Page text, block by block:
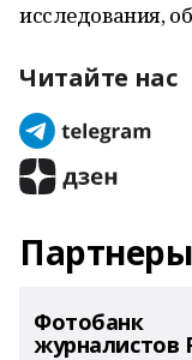
исследования,
Читайте нас
Партнеры
Фотобанк
журналистов